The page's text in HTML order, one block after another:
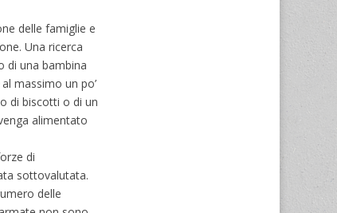
delle famiglie e
Una ricerca
di una bambina
massimo un po’
di biscotti o di un
alimentato
di
sottovalutata.
delle